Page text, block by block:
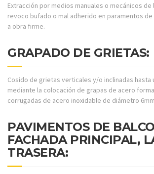
Extracción por medios manuales o mecánicos
revoco bufado o mal adherido en paramentos
a obra firme.
GRAPADO DE GRIETAS:
Cosido de grietas verticales y/o inclinadas hasta
mediante la colocación de grapas de acero
corrugadas de acero inoxidable de diámetro
PAVIMENTOS DE
FACHADA PRINCIPAL,
TRASERA: